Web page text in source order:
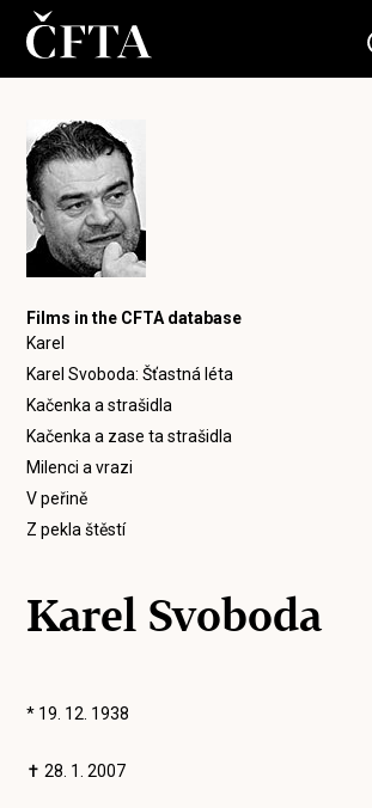
Films in the CFTA database
Karel
Karel Svoboda: Šťastná léta
Kačenka a strašidla
Kačenka a zase ta strašidla
Milenci a vrazi
V peřině
Z pekla štěstí
Karel Svoboda
* 19. 12. 1938
✝ 28. 1. 2007